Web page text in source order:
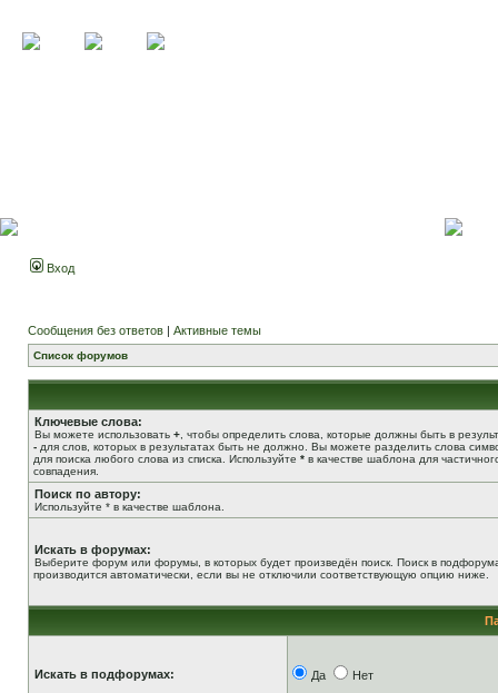
Вход
Сообщения без ответов | Активные темы
Список форумов
Ключевые слова:
Вы можете использовать + , чтобы определить слова, которые должны быть в
- для слов, которых в результатах быть не должно. Вы можете разделить слова
для поиска любого слова из списка. Используйте * в качестве шаблона для
совпадения.
Поиск по автору:
Используйте * в качестве шаблона.
Искать в форумах:
Выберите форум или форумы, в которых будет произведён поиск. Поиск в
производится автоматически, если вы не отключили соответствующую опцию ниже.
Искать в подфорумах: Да Нет